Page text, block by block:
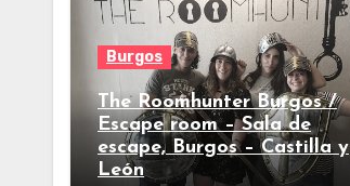
Burgos
The Roomhunter Burgos /
Escape room – Sala de
escape, Burgos – Castilla y
León